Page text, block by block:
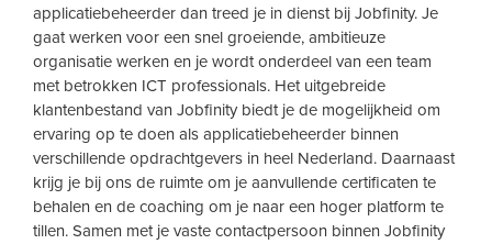
applicatiebeheerder dan treed je in dienst bij Jobfinity. Je
gaat werken voor een snel groeiende, ambitieuze
organisatie werken en je wordt onderdeel van een team
met betrokken ICT professionals. Het uitgebreide
klantenbestand van Jobfinity biedt je de mogelijkheid om
ervaring op te doen als applicatiebeheerder binnen
verschillende opdrachtgevers in heel Nederland. Daarnaast
krijg je bij ons de ruimte om je aanvullende certificaten te
behalen en de coaching om je naar een hoger platform te
tillen. Samen met je vaste contactpersoon binnen Jobfinity